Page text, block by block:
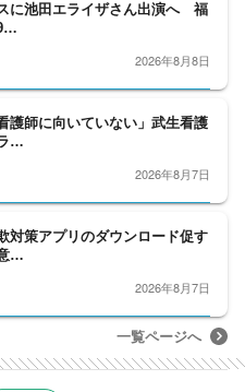
に池田エライザさん出演へ 福
2026年8月8日
護師に向いていない」武生看護
…
2026年8月7日
対策アプリのダウンロード促す
…
2026年8月7日
一覧ページへ